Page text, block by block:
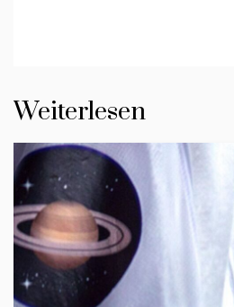
Weiterlesen